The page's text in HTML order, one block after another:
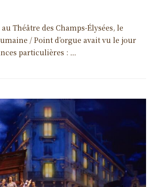
Théâtre des Champs-Élysées, le
/ Point d’orgue avait vu le jour
particulières : …